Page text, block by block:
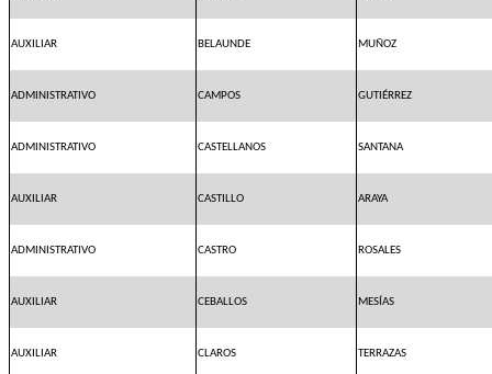
AUXILIAR BELAUNDE MUÑOZ
ADMINISTRATIVO CAMPOS GUTIÉRREZ
ADMINISTRATIVO CASTELLANOS SANTANA
AUXILIAR CASTILLO ARAYA
ADMINISTRATIVO CASTRO ROSALES
AUXILIAR CEBALLOS MESÍAS
AUXILIAR CLAROS TERRAZAS